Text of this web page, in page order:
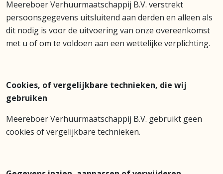
Meereboer Verhuurmaatschappij B.V. verstrekt
persoonsgegevens uitsluitend aan derden en alleen als
dit nodig is voor de uitvoering van onze overeenkomst
met u of om te voldoen aan een wettelijke verplichting.
Cookies, of vergelijkbare technieken, die wij
gebruiken
Meereboer Verhuurmaatschappij B.V. gebruikt geen
cookies of vergelijkbare technieken.